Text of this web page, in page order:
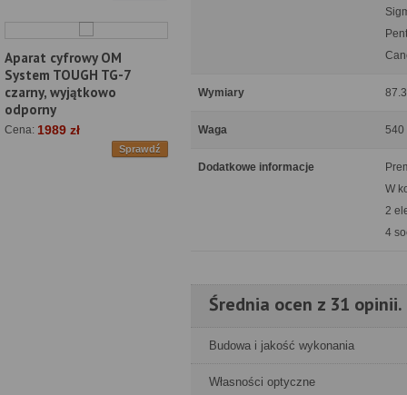
Aparat cyfrowy OM
System TOUGH TG-7
czarny, wyjątkowo
odporny
Cena: 1989 zł
Sprawdź
Wymiary
Waga 540
Dodatkowe informacje
W
2
4
Średnia ocen z 31 opinii.
Budowa i jakość wykonania
Własności optyczne